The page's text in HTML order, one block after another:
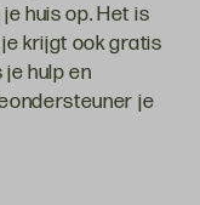
huis op. Het is
krijgt ook gratis
hulp en
je